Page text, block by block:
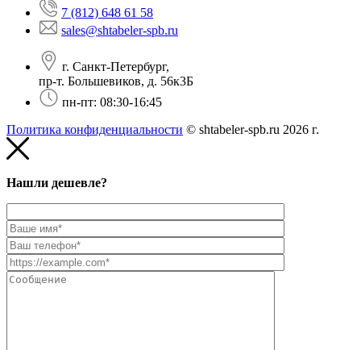
7 (812) 648 61 58
sales@shtabeler-spb.ru
г. Санкт-Петербург,
пр-т. Большевиков, д. 56к3Б
пн-пт: 08:30-16:45
Политика конфиденциальности © shtabeler-spb.ru 2026 г.
Нашли дешевле?